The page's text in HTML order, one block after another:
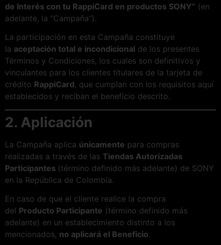
de Interés con tu RappiCard en productos SONY” (en
adelante, la “Campaña”).
La participación en esta Campaña constituye
la aceptación total e incondicional de los presentes
Términos y Condiciones, los cuales son definitivos y
vinculantes para los clientes titulares de la tarjeta de
crédito RappiCard, que cumplan con los requisitos aquí
establecidos y reciban el beneficio descrito.
2. Aplicación
La Campaña aplica únicamente para compras
realizadas a través de las Tiendas Autorizadas
Participantes (término definido más adelante) de SONY
en la República de Colombia.
En caso de que el cliente realice la compra
del Producto Participante (término definido más
adelante) en un establecimiento distinto a los
mencionados, no aplicará el Beneficio.